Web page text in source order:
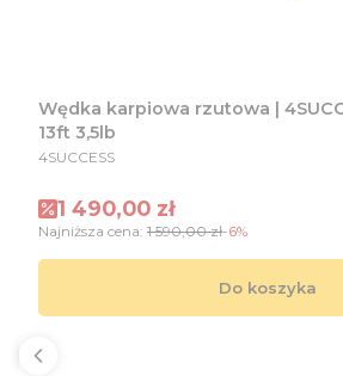
Wędka karpiowa rzutowa |
13ft 3,5lb
PRODUCENT
4SUCCESS
Cena promocyjna
1 490,00 zł
Najniższa cena: 1 590,00 zł-6%
Do koszyka